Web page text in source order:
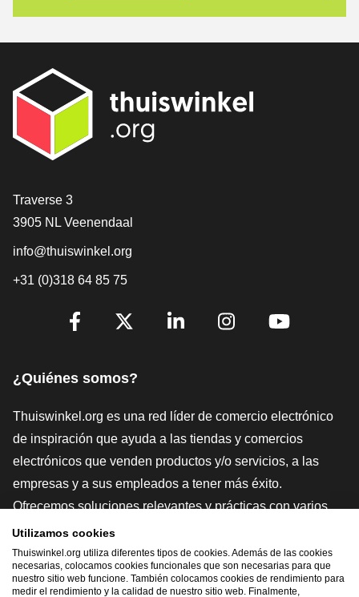
[_General:Contact]
Traverse 3
3905 NL Veenendaal
info@thuiswinkel.org
+31 (0)318 64 85 75
[_General:SocialMediaTitle]
¿Quiénes somos?
Thuiswinkel.org es una red líder de comercio electrónico
de inspiración que ayuda a las tiendas y comercios
electrónicos que venden productos y/o servicios, a las
empresas y a sus empleados a tener más éxito.
Ofrecemos soluciones relevantes y prácticas con varios
sellos de confianza, Thuiswinkel Reviews, herramientas y
asesoramiento jurídico, defensa, estudios de mercado, y
tenemos nuestra propia plataforma educativa, la
Utilizamos cookies
Thuiswinkel.org utiliza diferentes tipos de cookies. Además de las cookies
necesarias, colocamos cookies funcionales que son necesarias para que
nuestro sitio web funcione. También colocamos cookies de rendimiento para
medir el rendimiento y la calidad de nuestro sitio web. Finalmente,